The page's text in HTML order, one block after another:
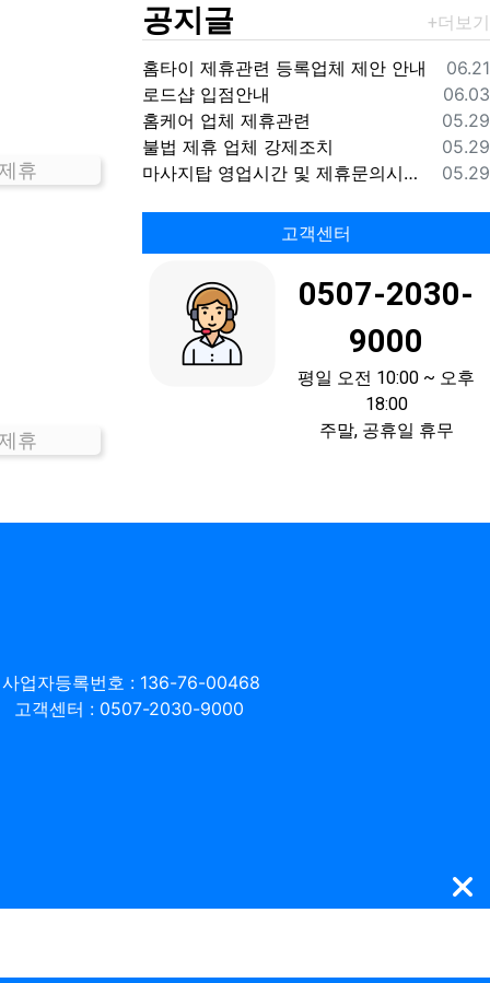
휴
휴
공지글
등록
06.21
홈타이 제휴관련 등록업체 제안 안내
등록
06.03
로드샵 입점안내
등록
05.29
홈케어 업체 제휴관련
등록
05.29
불법 제휴 업체 강제조치
등록
05.29
마사지탑 영업시간 및 제휴문의시간 안내
고객센터
0507-2030-
9000
평일 오전 10:00 ~ 오후
18:00
주말, 공휴일 휴무
사업자등록번호 : 136-76-00468
고객센터 : 0507-2030-9000